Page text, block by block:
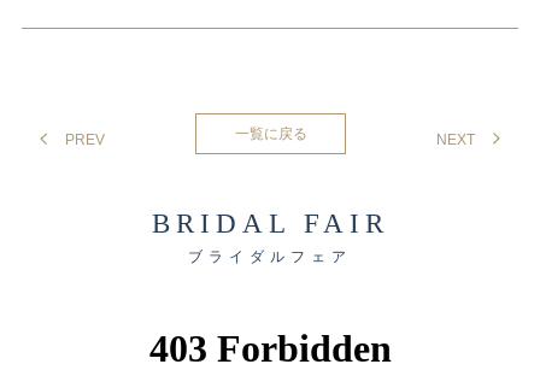
PREV 一覧に戻る NEXT
BRIDAL FAIR
ブライダルフェア